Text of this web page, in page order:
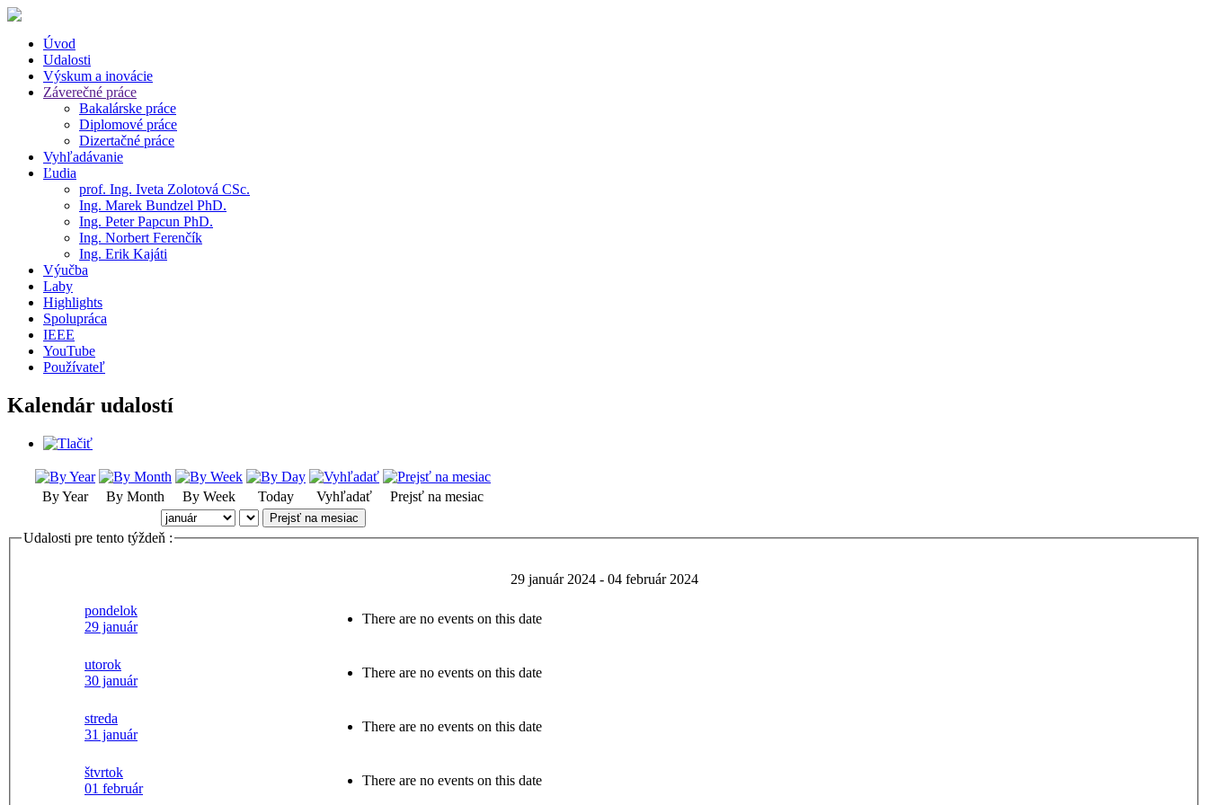
Úvod
Udalosti
Výskum a inovácie
Záverečné práce
Bakalárske práce
Diplomové práce
Dizertačné práce
Vyhľadávanie
Ľudia
prof. Ing. Iveta Zolotová CSc.
Ing. Marek Bundzel PhD.
Ing. Peter Papcun PhD.
Ing. Norbert Ferenčík
Ing. Erik Kajáti
Výučba
Laby
Highlights
Spolupráca
IEEE
YouTube
Používateľ
Kalendár udalostí
By Year By Month By Week Today Vyhľadať Prejsť na mesiac
Prejsť na mesiac
Udalosti pre tento týždeň :
29 január 2024 - 04 február 2024
pondelok
29 január
There are no events on this date
utorok
30 január
There are no events on this date
streda
31 január
There are no events on this date
štvrtok
01 február
There are no events on this date